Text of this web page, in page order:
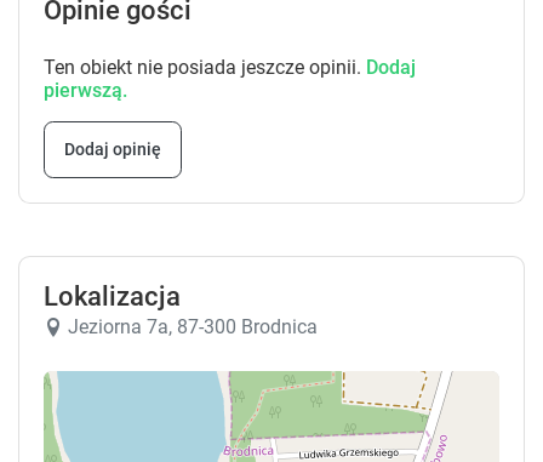
Opinie gości
Ten obiekt nie posiada jeszcze opinii. Dodaj
pierwszą.
Dodaj opinię
Lokalizacja
Jeziorna 7a, 87-300 Brodnica